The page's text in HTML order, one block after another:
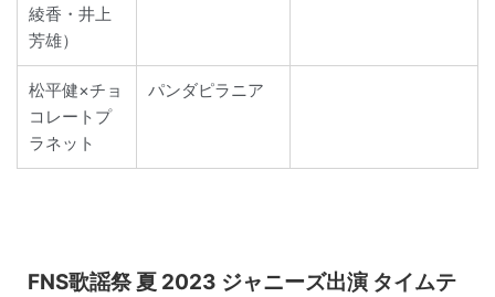
綾香・井上
芳雄）
松平健×チョ
コレートプ
ラネット
パンダピラニア
FNS歌謡祭 夏 2023 ジャニーズ出演 タイムテ